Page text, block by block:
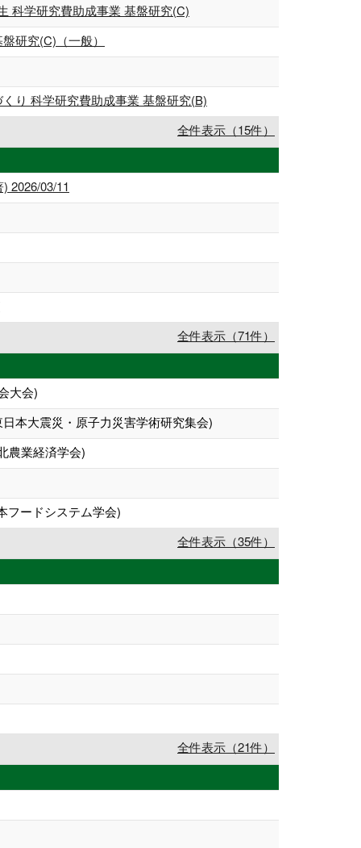
科学研究費助成事業 基盤研究(C)
研究(C)（一般）
り 科学研究費助成事業 基盤研究(B)
全件表示（15件）
2026/03/11
全件表示（71件）
大会)
本大震災・原子力災害学術研究集会)
農業経済学会)
フードシステム学会)
全件表示（35件）
全件表示（21件）